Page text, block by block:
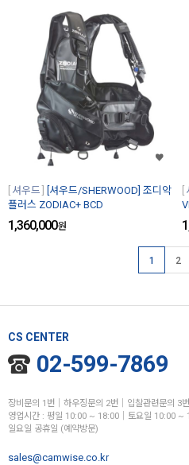
셔우드
[셔우드/SHERWOOD] 조디악
플러스 ZODIAC+ BCD
1,360,000원
1 2
CS CENTER
02-599-7869
장비문의 1번│하우징문의 2번│입찰관련문의 3번
영업시간 : 평일 10:00 ~ 18:00│토요일 10:00 ~
일요일 공휴일 (예약방문)
sales@camwise.co.kr